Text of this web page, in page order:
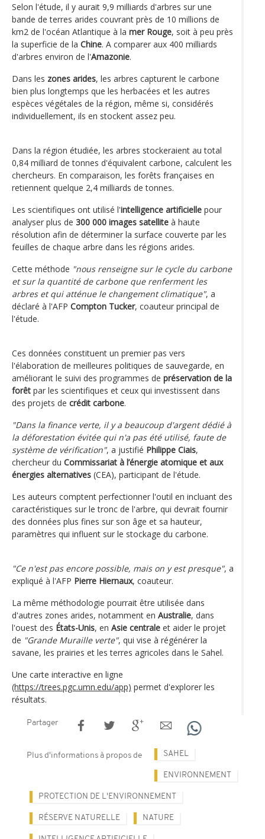
Selon l'étude, il y aurait 9,9 milliards d'arbres sur une
bande de terres arides couvrant près de 10 millions de
km2 de l'océan Atlantique à la mer Rouge, soit à peu près
la superficie de la Chine. A comparer aux 400 milliards
d'arbres environ de l'Amazonie.
Dans les zones arides, les arbres capturent le carbone
bien plus longtemps que les herbacées et les autres
espèces végétales de la région, même si, considérés
individuellement, ils en stockent assez peu.
Dans la région étudiée, les arbres stockeraient au total
0,84 milliard de tonnes d'équivalent carbone, calculent les
chercheurs. En comparaison, les forêts françaises en
retiennent quelque 2,4 milliards de tonnes.
Les scientifiques ont utilisé l'intelligence artificielle pour
analyser plus de 300 000 images satellite à haute
résolution afin de déterminer la surface couverte par les
feuilles de chaque arbre dans les régions arides.
Cette méthode "nous renseigne sur le cycle du carbone
et sur la quantité de carbone que renferment les
arbres et qui atténue le changement climatique", a
déclaré à l'AFP Compton Tucker, coauteur principal de
l'étude.
Ces données constituent un premier pas vers
l'élaboration de meilleures politiques de sauvegarde, en
améliorant le suivi des programmes de préservation de la
forêt par les scientifiques et ceux qui investissent dans
des projets de crédit carbone.
"Dans la finance verte, il y a beaucoup d'argent dédié à
la déforestation évitée qui n'a pas été utilisé, faute de
système de vérification", a justifié Philippe Ciais,
chercheur du Commissariat à l’énergie atomique et aux
énergies alternatives (CEA), participant de l'étude.
Les auteurs comptent perfectionner l'outil en incluant des
caractéristiques sur le tronc de l'arbre, qui devrait fournir
des données plus fines sur son âge et sa hauteur,
paramètres qui influent sur le stockage du carbone.
"Ce n'est pas encore possible, mais on y est presque", a
expliqué à l'AFP Pierre Hiernaux, coauteur.
La même méthodologie pourrait être utilisée dans
d'autres zones arides, notamment en Australie, dans
l'ouest des États-Unis, en Asie centrale et aider le projet
de "Grande Muraille verte", qui vise à régénérer la
savane, les prairies et les terres agricoles dans le Sahel.
Une carte interactive en ligne
(https://trees.pgc.umn.edu/app) permet d'explorer les
résultats.
Partager
Plus d'informations à propos de SAHEL
ENVIRONNEMENT
PROTECTION DE L'ENVIRONNEMENT
RÉSERVE NATURELLE NATURE